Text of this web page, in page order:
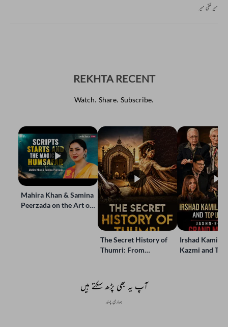
میر تقی میر
REKHTA RECENT
Watch. Share. Subscribe.
Mahira Khan & Samina
Peerzada on the Art of
The Secret History of
Thumri: From
Irshad Kamil,
Kazmi and
آپ یہ بھی پڑھ سکتے ہیں
ہماری پسند